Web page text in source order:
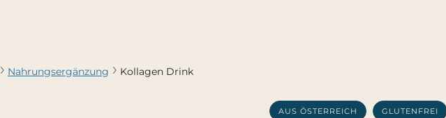
Nahrungsergänzung Kollagen Drink
AUS ÖSTERREICH GLUTENFREI